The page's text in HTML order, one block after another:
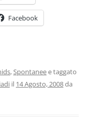
Facebook
, Spontaneee taggato
il 14 Agosto, 2008da